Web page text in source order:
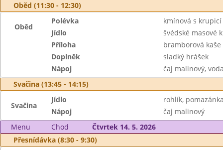
Oběd (11:30 - 12:30)
Oběd
Polévka
kmínová s krupicí
Jídlo
švédské masové
Příloha
bramborová kaše
Doplněk
sladký hrášek
Nápoj
čaj malinový,
Svačina (13:45 - 14:15)
Svačina
Jídlo
rohlík,
Nápoj
čaj malinový
Menu
Chod
Čtvrtek 14. 5. 2026
Přesnídávka (8:30 - 9:30)